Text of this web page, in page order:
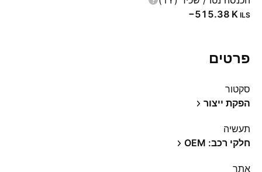
‪−515.38 K‬ ILS
פרטים
סקטור
הפקת ייצור
תעשיה
חלקי רכב: OEM
אתר‏